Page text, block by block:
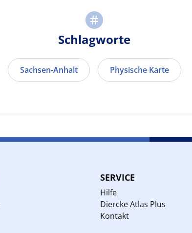
Schlagworte
Sachsen-Anhalt Physische Karte
SERVICE
Hilfe
Diercke Atlas Plus
Kontakt